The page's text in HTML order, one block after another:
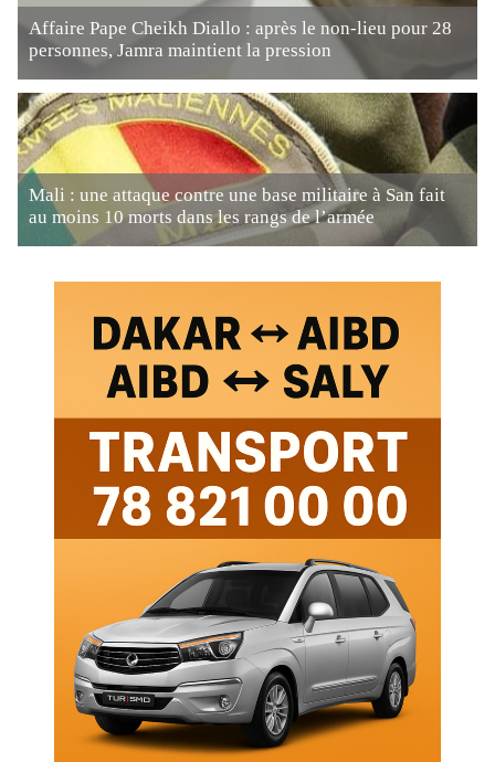
Affaire Pape Cheikh Diallo : après le non-lieu pour 28
personnes, Jamra maintient la pression
Mali : une attaque contre une base militaire à San fait
au moins 10 morts dans les rangs de l’armée